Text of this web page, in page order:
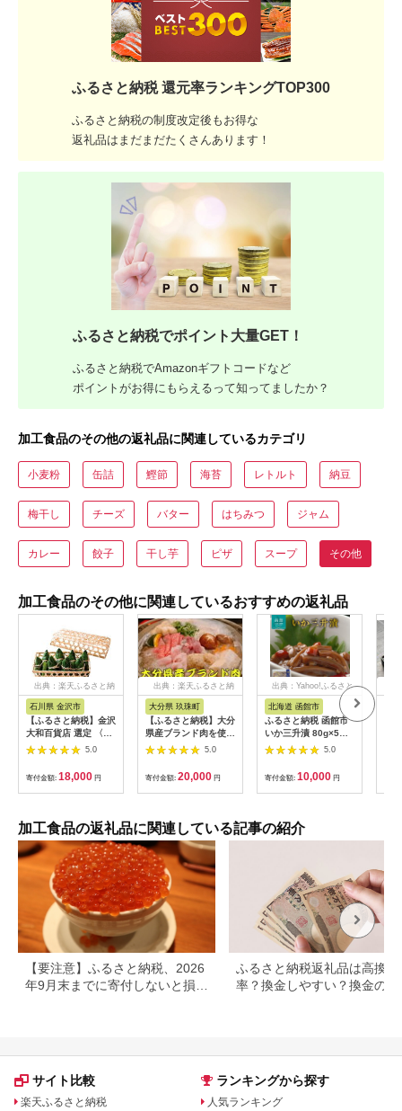
ふるさと納税 還元率ランキングTOP300
ふるさと納税の制度改定後もお得な
返礼品はまだまだたくさんあります！
ふるさと納税でポイント大量GET！
ふるさと納税でAmazonギフトコードなど
ポイントがお得にもらえるって知ってましたか？
加工食品のその他の返礼品に関連しているカテゴリ
小麦粉 缶詰 鰹節 海苔 レトルト 納豆
梅干し チーズ バター はちみつ ジャム
カレー 餃子 干し芋 ピザ スープ その他
加工食品のその他に関連しているおすすめの返礼品
出典：楽天ふるさと納
石川県 金沢市
【ふるさと納税】金沢
大和百貨店 選定 〈日
本料理銭屋〉笹おこ
5.0
寄付金額: 18,000 円
出典：楽天ふるさと納
大分県 玖珠町
【ふるさと納税】大分
県産ブランド肉を使用
した元力士が作るちゃ
んこ鍋セット 2人前
5.0
寄付金額: 20,000 円
出典：Yahoo!ふるさと
納税
北海道 函館市
ふるさと納税 函館市
いか三升漬 80g×5パ
ック_HD087-024
5.0
寄付金額: 10,000 円
加工食品の返礼品に関連している記事の紹介
【要注意】ふるさと納税、2026
年9月末までに寄付しないと損す
ふるさと納税返礼品は高換金
率？換金しやすい？換金の可
サイト比較
楽天ふるさと納税
ランキングから探す
人気ランキング